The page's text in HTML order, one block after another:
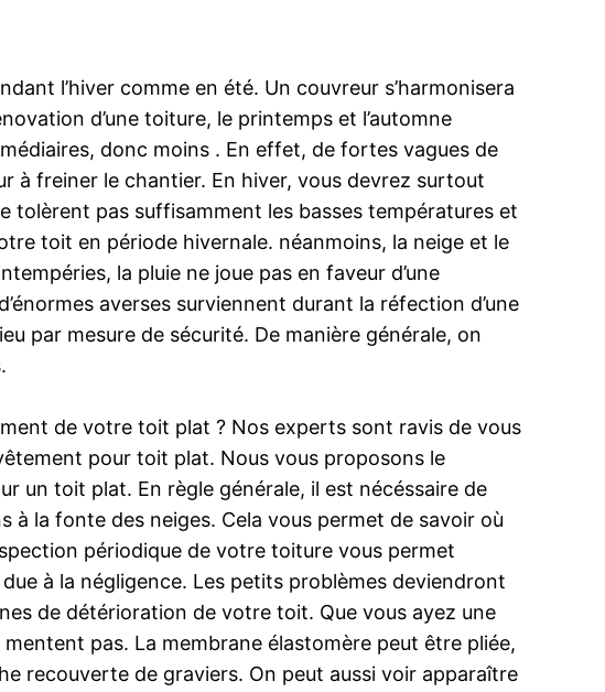
l’hiver comme en été. Un couvreur s’harmonisera
d’une toiture, le printemps et l’automne
donc moins . En effet, de fortes vagues de
à freiner le chantier. En hiver, vous devrez surtout
tolèrent pas suffisamment les basses températures et
toit en période hivernale. néanmoins, la neige et le
la pluie ne joue pas en faveur d’une
averses surviennent durant la réfection d’une
par mesure de sécurité. De manière générale, on
de votre toit plat ? Nos experts sont ravis de vous
pour toit plat. Nous vous proposons le
un toit plat. En règle générale, il est nécéssaire de
à la fonte des neiges. Cela vous permet de savoir où
périodique de votre toiture vous permet
à la négligence. Les petits problèmes deviendront
de détérioration de votre toit. Que vous ayez une
pas. La membrane élastomère peut être pliée,
recouverte de graviers. On peut aussi voir apparaître